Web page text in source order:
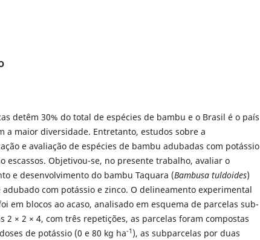
detêm 30% do total de espécies de bambu e o Brasil é o país
a maior diversidade. Entretanto, estudos sobre a
e avaliação de espécies de bambu adubadas com potássio
escassos. Objetivou-se, no presente trabalho, avaliar o
e desenvolvimento do bambu Taquara (Bambusa tuldoides)
com potássio e zinco. O delineamento experimental
em blocos ao acaso, analisado em esquema de parcelas sub-
2 × 2 × 4, com três repetições, as parcelas foram compostas
de potássio (0 e 80 kg ha-1 ), as subparcelas por duas